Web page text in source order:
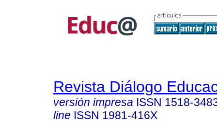
Revista Diálogo
versión impresa ISSN 1518-
line ISSN 1981-416X